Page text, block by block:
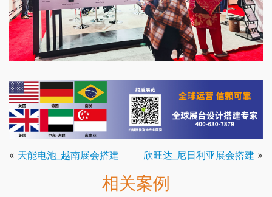
« 天能电池_越南展会搭建 欣旺达_尼日利亚展会搭建 »
相关案例